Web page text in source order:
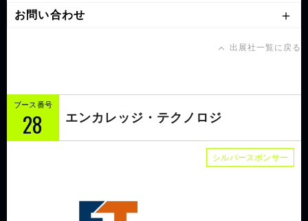
お問い合わせ
出展社一覧に戻る
ブース番号
28 エンカレッジ・テクノロジ
シルバースポンサー